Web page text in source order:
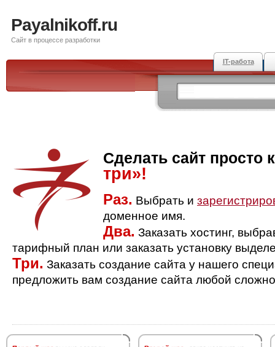
Payalnikoff.ru
Сайт в процессе разработки
IT-работа
Сделать сайт просто
три»!
Раз. Выбрать и
доменное имя.
Два. Заказать хостинг,
тарифный план или заказать установку
Три. Заказать создание сайта у нашего
предложить вам создание сайта любой